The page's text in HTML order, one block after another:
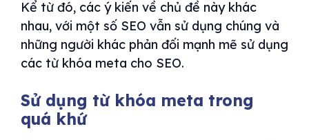
Kể từ đó, các ý kiến ​​về chủ đề này khác
nhau, với một số SEO vẫn sử dụng chúng và
những người khác phản đối mạnh mẽ sử dụng
các từ khóa meta cho SEO.
Sử dụng từ khóa meta trong
quá khứ